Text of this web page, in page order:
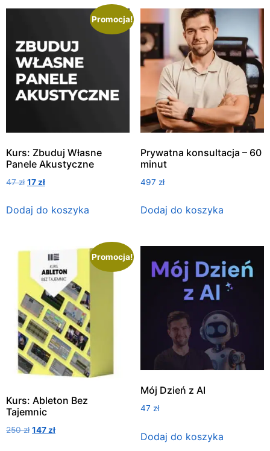
Promocja!
Kurs: Zbuduj Własne
Panele Akustyczne
47zł 17 zł
Dodaj do koszyka
Prywatna konsultacja – 60
minut
497 zł
Dodaj do koszyka
Promocja!
Kurs: Ableton Bez
Tajemnic
250zł 147 zł
Mój Dzień z AI
47 zł
Dodaj do koszyka